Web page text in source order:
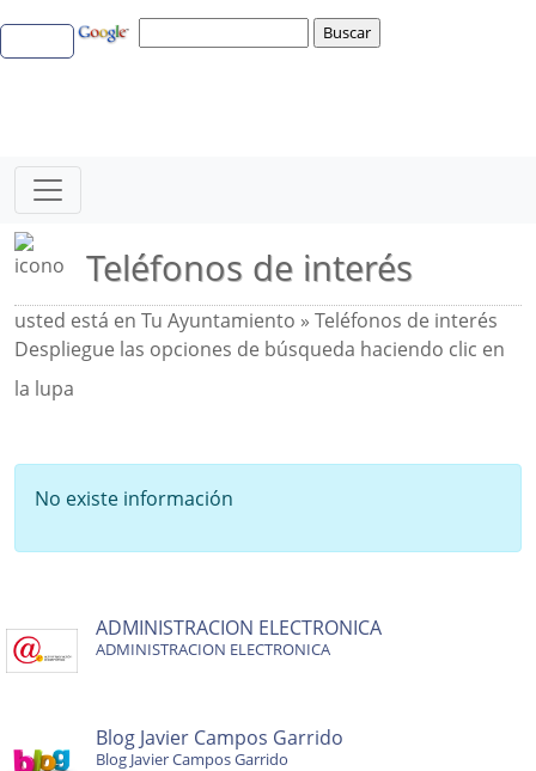
Teléfonos de interés
usted está en Tu Ayuntamiento » Teléfonos de interés
Despliegue las opciones de búsqueda haciendo clic en
la lupa
No existe información
ADMINISTRACION ELECTRONICA
ADMINISTRACION ELECTRONICA
Blog Javier Campos Garrido
Blog Javier Campos Garrido